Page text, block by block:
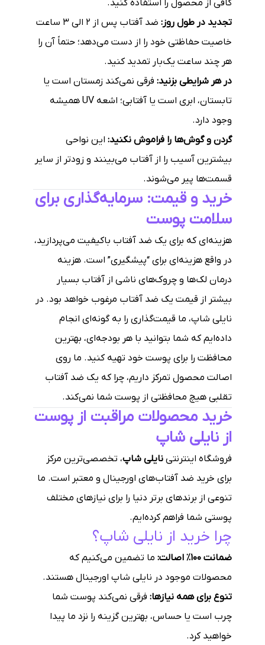
کافی از محصول را استفاده کنید.
تجدید در طول روز:
ضد آفتاب پس از ۲ الی ۳ ساعت
خاصیت حفاظتی خود را از دست می‌دهد؛ حتماً آن را
هر چند ساعت یک‌بار تمدید کنید.
در هر شرایطی بزنید: فرقی نمی‌کند زمستان است یا
تابستان، ابری است یا آفتابی؛ اشعه UV همیشه
وجود دارد.
گردن و گوش‌ها را فراموش نکنید: این نواحی
بیشترین آسیب را از آفتاب می‌بینند و زودتر از سایر
قسمت‌ها پیر می‌شوند.
خرید و قیمت: سرمایه‌گذاری برای
سلامت پوست
هزینه‌ای که برای یک ضد آفتاب باکیفیت می‌پردازید،
در واقع هزینه‌ای برای “پیشگیری” است. هزینه
درمان لک‌ها و چروک‌های ناشی از آفتاب بسیار
بیشتر از قیمت یک ضد آفتاب مرغوب خواهد بود. در
نایلی شاپ، ما قیمت‌گذاری را به گونه‌ای انجام
داده‌ایم که شما بتوانید با هر بودجه‌ای، بهترین
محافظت را برای پوست خود تهیه کنید. ما روی
اصالت محصول تمرکز داریم، چرا که یک ضد آفتاب
تقلبی هیچ محافظتی از پوست شما نمی‌کند.
خرید محصولات مراقبت از پوست
از نایلی شاپ
فروشگاه اینترنتی نایلی شاپ، تخصصی‌ترین مرکز
برای خرید ضد آفتاب‌های اورجینال و معتبر است. ما
تنوعی از برندهای برتر دنیا را برای نیازهای مختلف
پوستی شما فراهم کرده‌ایم.
چرا خرید از نایلی شاپ؟
ضمانت ۱۰۰٪ اصالت:
ما تضمین می‌کنیم که
محصولات موجود در نایلی شاپ اورجینال هستند.
تنوع برای همه نیازها: فرقی نمی‌کند پوست شما
چرب است یا حساس، بهترین گزینه را نزد ما پیدا
خواهید کرد.